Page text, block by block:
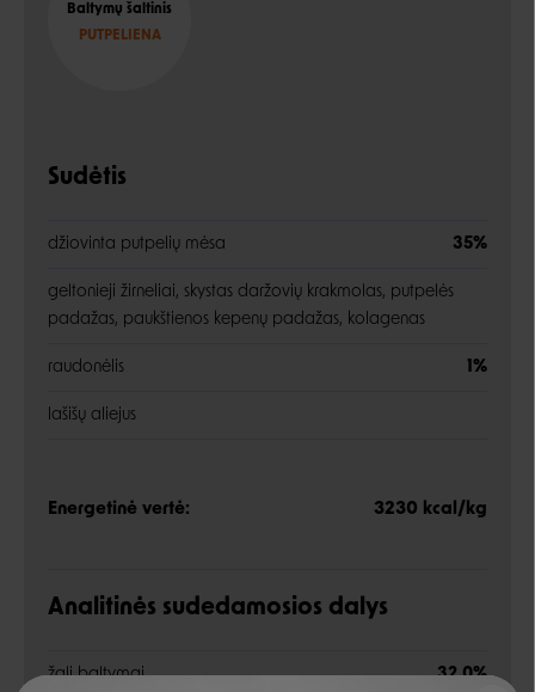
Baltymų šaltinis
PUTPELIENA
Sudėtis
džiovinta putpelių mėsa 35%
geltonieji žirneliai, skystas daržovių krakmolas, putpelės
padažas, paukštienos kepenų padažas, kolagenas
raudonėlis 1%
lašišų aliejus
Energetinė vertė: 3230 kcal/kg
Analitinės sudedamosios dalys
žali baltymai 32,0%